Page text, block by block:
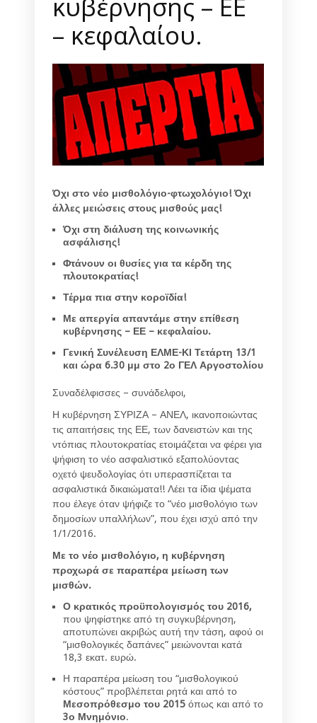
– κεφαλαίου.
Όχι στο νέο μισθολόγιο-φτωχολόγιο! Όχι
άλλες μειώσεις στους μισθούς μας!
Όχι στη διάλυση της κοινωνικής
ασφάλισης!
Φτάνουν οι θυσίες για τα κέρδη της
πλουτοκρατίας!
Τέρμα πια στην κοροϊδία!
Με απεργία απαντάμε στην επίθεση
κυβέρνησης – ΕΕ – κεφαλαίου.
Γενική Συνέλευση ΕΛΜΕ-ΚΙ Τετάρτη 13/1
και ώρα 6.30 μμ στο 2ο ΓΕΛ Αργοστολίου
Συναδέλφισσες – συνάδελφοι,
Η κυβέρνηση ΣΥΡΙΖΑ – ΑΝΕΛ, ικανοποιώντας
τις απαιτήσεις της ΕΕ, των δανειστών και της
ντόπιας πλουτοκρατίας ετοιμάζεται να φέρει για
ψήφιση το νέο ασφαλιστικό εξαπολύοντας
οχετό ψευδολογίας ότι υπερασπίζεται τα
ασφαλιστικά δικαιώματα!! Λέει τα ίδια ψέματα
που έλεγε όταν ψήφιζε το “νέο μισθολόγιο των
δημοσίων υπαλλήλων”, που έχει ισχύ από την
1/1/2016.
Με το νέο μισθολόγιο, η κυβέρνηση
προχωρά σε παραπέρα μείωση των
μισθών.
Ο κρατικός προϋπολογισμός του 2016,
που ψηφίστηκε από τη συγκυβέρνηση,
αποτυπώνει ακριβώς αυτή την τάση, αφού οι
“μισθολογικές δαπάνες” μειώνονται κατά
18,3 εκατ. ευρώ.
Η παραπέρα μείωση του “μισθολογικού
κόστους” προβλέπεται ρητά και από το
Μεσοπρόθεσμο του 2015 όπως και από το
3ο Μνημόνιο.